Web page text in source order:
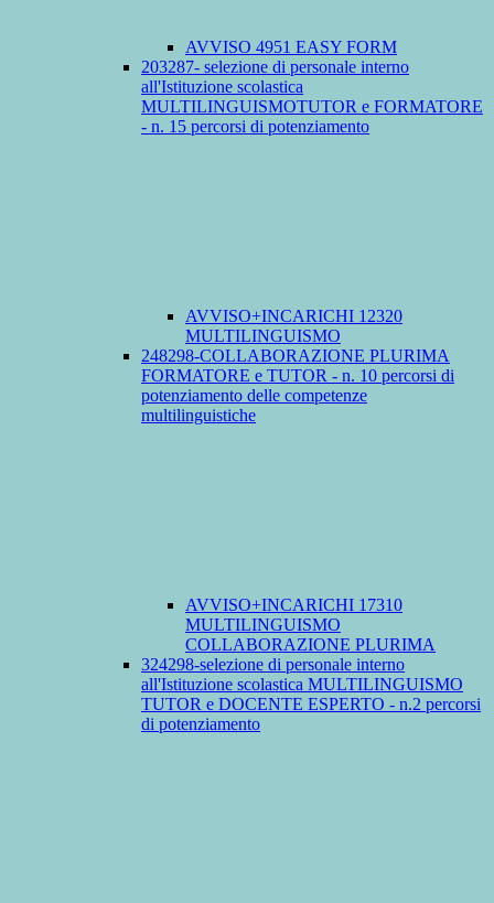
AVVISO 4951 EASY FORM
203287- selezione di personale interno
all'Istituzione scolastica
MULTILINGUISMOTUTOR e FORMATORE
- n. 15 percorsi di potenziamento
AVVISO+INCARICHI 12320
MULTILINGUISMO
248298-COLLABORAZIONE PLURIMA
FORMATORE e TUTOR - n. 10 percorsi di
potenziamento delle competenze
multilinguistiche
AVVISO+INCARICHI 17310
MULTILINGUISMO
COLLABORAZIONE PLURIMA
324298-selezione di personale interno
all'Istituzione scolastica MULTILINGUISMO
TUTOR e DOCENTE ESPERTO - n.2 percorsi
di potenziamento